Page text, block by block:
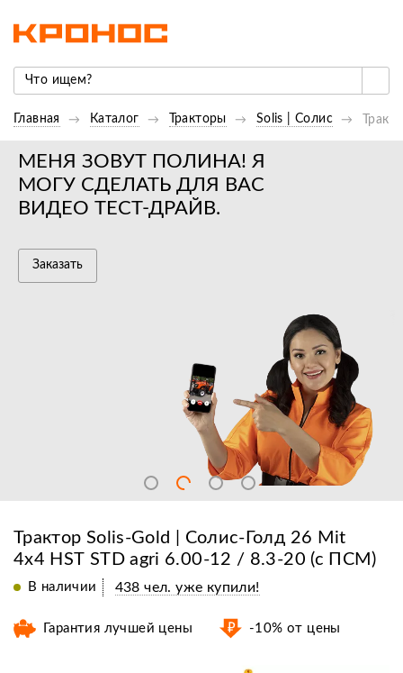
Главная Каталог Тракторы Solis | Cолис
МЕНЯ ЗОВУТ ПОЛИНА! Я
МОГУ СДЕЛАТЬ ДЛЯ ВАС
ВИДЕО ТЕСТ-ДРАЙВ.
Заказать
Трактор Solis-Gold | Солис-Голд 26 Mit
4x4 HST STD agri 6.00-12 / 8.3-20 (c ПСМ)
В наличии 438 чел. уже купили!
Гарантия лучшей цены -10% от цены